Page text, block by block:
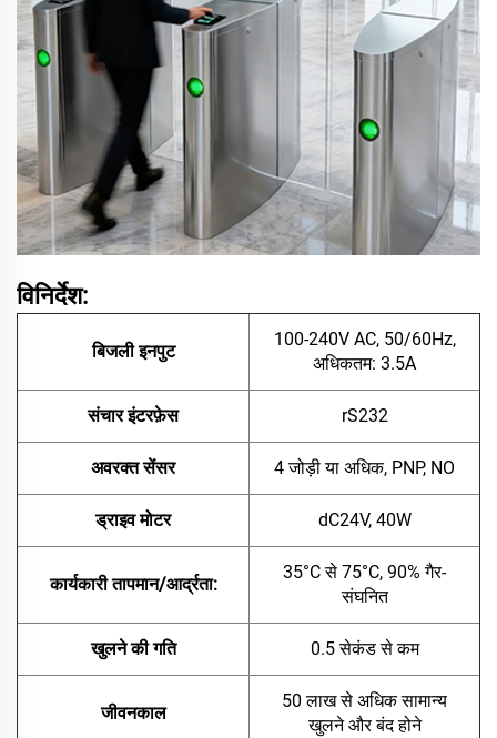
विनिर्देश:
बिजली इनपुट
100-240V AC, 50/60Hz,
अधिकतम: 3.5A
संचार इंटरफ़ेस rS232
अवरक्त सेंसर 4 जोड़ी या अधिक, PNP, NO
ड्राइव मोटर dC24V, 40W
कार्यकारी तापमान/आर्द्रता:
35°C से 75°C, 90% गैर-
संघनित
खुलने की गति 0.5 सेकंड से कम
जीवनकाल
50 लाख से अधिक सामान्य
खुलने और बंद होने